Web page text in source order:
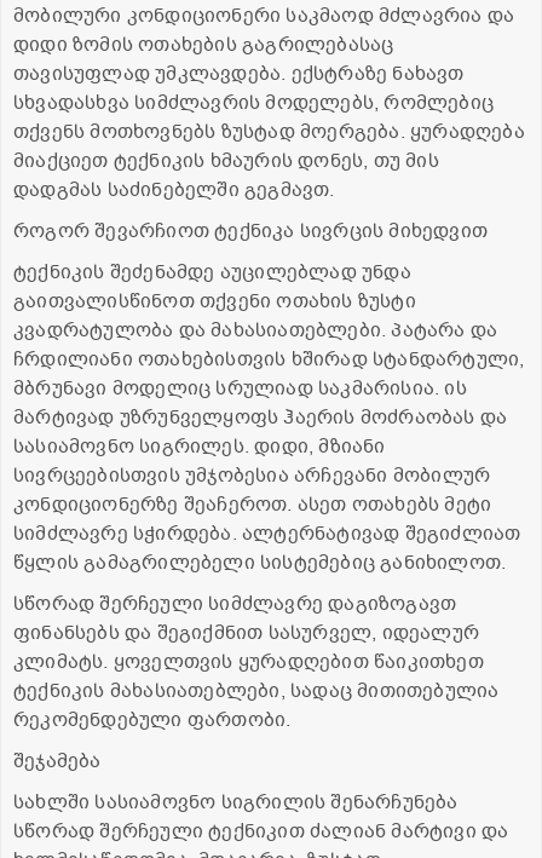
მობილური კონდიციონერი საკმაოდ მძლავრია და
დიდი ზომის ოთახების გაგრილებასაც
თავისუფლად უმკლავდება. ექსტრაზე ნახავთ
სხვადასხვა სიმძლავრის მოდელებს, რომლებიც
თქვენს მოთხოვნებს ზუსტად მოერგება. ყურადღება
მიაქციეთ ტექნიკის ხმაურის დონეს, თუ მის
დადგმას საძინებელში გეგმავთ.
როგორ შევარჩიოთ ტექნიკა სივრცის მიხედვით
ტექნიკის შეძენამდე აუცილებლად უნდა
გაითვალისწინოთ თქვენი ოთახის ზუსტი
კვადრატულობა და მახასიათებლები. პატარა და
ჩრდილიანი ოთახებისთვის ხშირად სტანდარტული,
მბრუნავი მოდელიც სრულიად საკმარისია. ის
მარტივად უზრუნველყოფს ჰაერის მოძრაობას და
სასიამოვნო სიგრილეს. დიდი, მზიანი
სივრცეებისთვის უმჯობესია არჩევანი მობილურ
კონდიციონერზე შეაჩეროთ. ასეთ ოთახებს მეტი
სიმძლავრე სჭირდება. ალტერნატივად შეგიძლიათ
წყლის გამაგრილებელი სისტემებიც განიხილოთ.
სწორად შერჩეული სიმძლავრე დაგიზოგავთ
ფინანსებს და შეგიქმნით სასურველ, იდეალურ
კლიმატს. ყოველთვის ყურადღებით წაიკითხეთ
ტექნიკის მახასიათებლები, სადაც მითითებულია
რეკომენდებული ფართობი.
შეჯამება
სახლში სასიამოვნო სიგრილის შენარჩუნება
სწორად შერჩეული ტექნიკით ძალიან მარტივი და